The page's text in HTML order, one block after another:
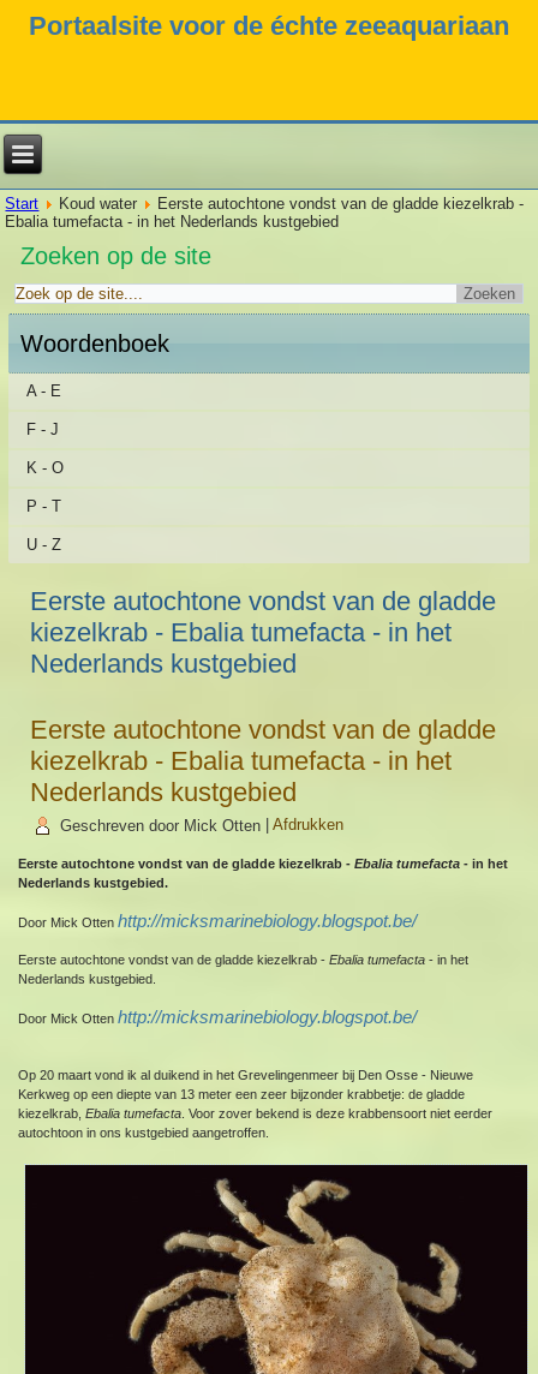
Portaalsite voor de échte zeeaquariaan
Start Koud water
Eerste autochtone vondst van de gladde kiezelkrab -
Ebalia tumefacta - in het Nederlands kustgebied
Zoeken op de site
Woordenboek
A - E
F - J
K - O
P - T
U - Z
Eerste autochtone vondst van de gladde
kiezelkrab - Ebalia tumefacta - in het
Nederlands kustgebied
Eerste autochtone vondst van de gladde
kiezelkrab - Ebalia tumefacta - in het
Nederlands kustgebied
Geschreven door Mick Otten |Afdrukken
Eerste autochtone vondst van de gladde kiezelkrab -Ebalia tumefacta - in het
Nederlands kustgebied.
Door Mick Ottenhttp://micksmarinebiology.blogspot.be/
Eerste autochtone vondst van de gladde kiezelkrab -Ebalia tumefacta - in het
Nederlands kustgebied.
Door Mick Ottenhttp://micksmarinebiology.blogspot.be/
Op 20 maart vond ik al duikend in het Grevelingenmeer bij Den Osse - Nieuwe
Kerkweg op een diepte van 13 meter een zeer bijzonder krabbetje: de gladde
kiezelkrab,Ebalia tumefacta. Voor zover bekend is deze krabbensoort niet eerder
autochtoon in ons kustgebied aangetroffen.